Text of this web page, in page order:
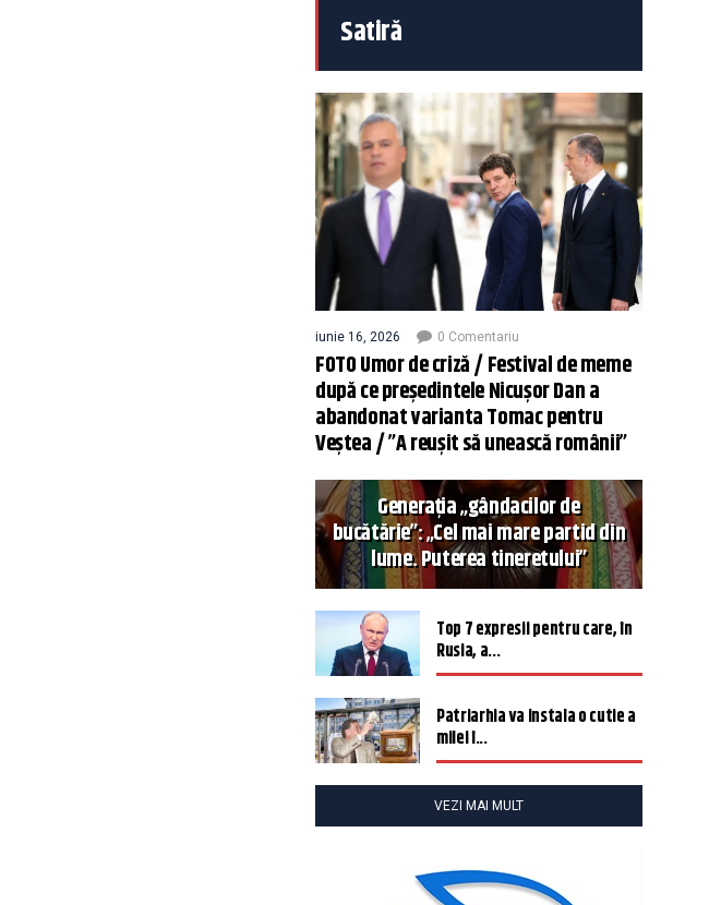
Satiră
iunie 16, 2026 0 Comentariu
FOTO Umor de criză / Festival de meme
după ce președintele Nicușor Dan a
abandonat varianta Tomac pentru
Veștea / ”A reușit să unească românii”
Generația „gândacilor de
bucătărie”: „Cel mai mare partid din
lume. Puterea tineretului”
Top 7 expresii pentru care, în
Rusia, a...
Patriarhia va instala o cutie a
milei î...
VEZI MAI MULT